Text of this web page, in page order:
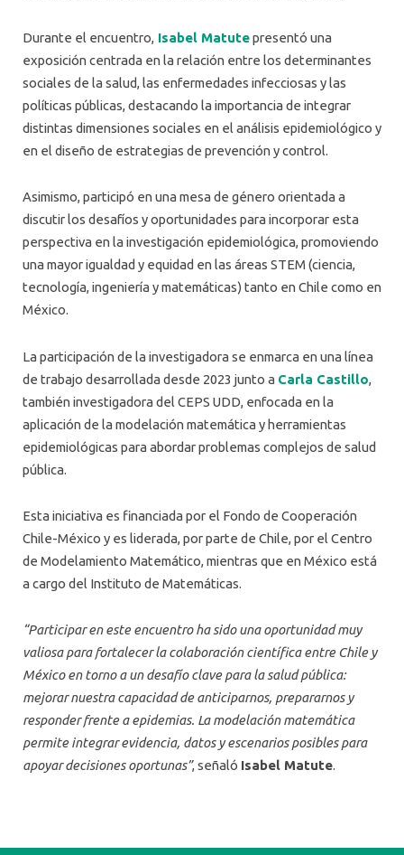
Durante el encuentro, Isabel Matutepresentó una
exposición centrada en la relación entre los determinantes
sociales de la salud, las enfermedades infecciosas y las
políticas públicas, destacando la importancia de integrar
distintas dimensiones sociales en el análisis epidemiológico y
en el diseño de estrategias de prevención y control.
Asimismo, participó en una mesa de género orientada a
discutir los desafíos y oportunidades para incorporar esta
perspectiva en la investigación epidemiológica, promoviendo
una mayor igualdad y equidad en las áreas STEM (ciencia,
tecnología, ingeniería y matemáticas) tanto en Chile como en
México.
La participación de la investigadora se enmarca en una línea
de trabajo desarrollada desde 2023 junto a Carla Castillo,
también investigadora del CEPS UDD, enfocada en la
aplicación de la modelación matemática y herramientas
epidemiológicas para abordar problemas complejos de salud
pública.
Esta iniciativa es financiada por el Fondo de Cooperación
Chile-México y es liderada, por parte de Chile, por el Centro
de Modelamiento Matemático, mientras que en México está
a cargo del Instituto de Matemáticas.
“Participar en este encuentro ha sido una oportunidad muy
valiosa para fortalecer la colaboración científica entre Chile y
México en torno a un desafío clave para la salud pública:
mejorar nuestra capacidad de anticiparnos, prepararnos y
responder frente a epidemias. La modelación matemática
permite integrar evidencia, datos y escenarios posibles para
apoyar decisiones oportunas”, señaló Isabel Matute.